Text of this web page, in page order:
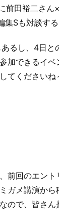
前田裕二さん
Sも対談する
るし、4日と
加できるイ
てくださいね
前回のエント
ガメ講演から
ので、皆さ